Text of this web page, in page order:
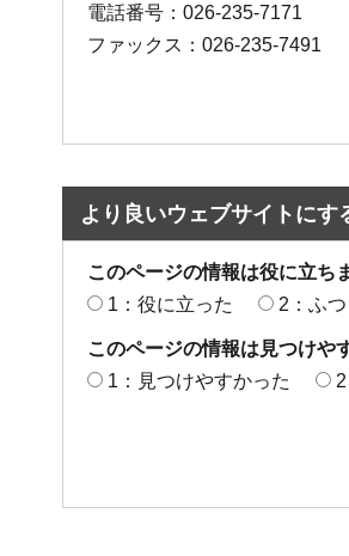
電話番号：026-235-7171
ファックス：026-235-7491
より良いウェブサイトに
このページの情報は役に立ち
1：役に立った
2：ふつ
このページの情報は見つけや
1：見つけやすかった